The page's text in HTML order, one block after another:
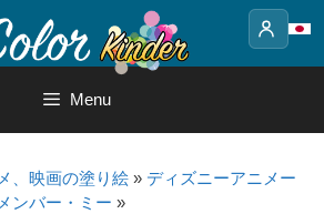
Menu
、映画の塗り絵 » ディズニーアニメー
ンバー・ミー »